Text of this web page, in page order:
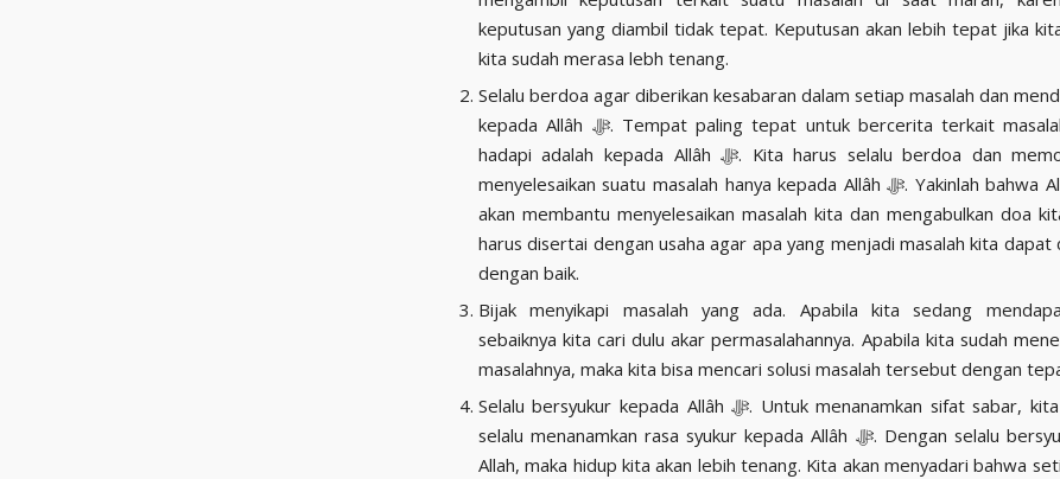
keputusan yang diambil tidak tepat. Keputusan akan lebih tepat jika
kita sudah merasa lebh tenang.
Selalu berdoa agar diberikan kesabaran dalam setiap masalah dan
kepada Allâh ﷻ. Tempat paling tepat untuk bercerita terkait masalah yang kita
hadapi adalah kepada Allâh ﷻ. Kita harus selalu berdoa dan memohon dalam
menyelesaikan suatu masalah hanya kepada Allâh ﷻ. Yakinlah bahwa Allâh ﷻ pasti
akan membantu menyelesaikan masalah kita dan mengabulkan doa
harus disertai dengan usaha agar apa yang menjadi masalah kita dapat
dengan baik.
Bijak menyikapi masalah yang ada. Apabila kita sedang
sebaiknya kita cari dulu akar permasalahannya. Apabila kita sudah
masalahnya, maka kita bisa mencari solusi masalah tersebut dengan
Selalu bersyukur kepada Allâh ﷻ. Untuk menanamkan sifat sabar, kita juga harus
selalu menanamkan rasa syukur kepada Allâh ﷻ. Dengan selalu bersyukur kepada
Allah, maka hidup kita akan lebih tenang. Kita akan menyadari bahwa